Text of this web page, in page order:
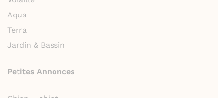
Aqua
Terra
Jardin & Bassin
Petites Annonces